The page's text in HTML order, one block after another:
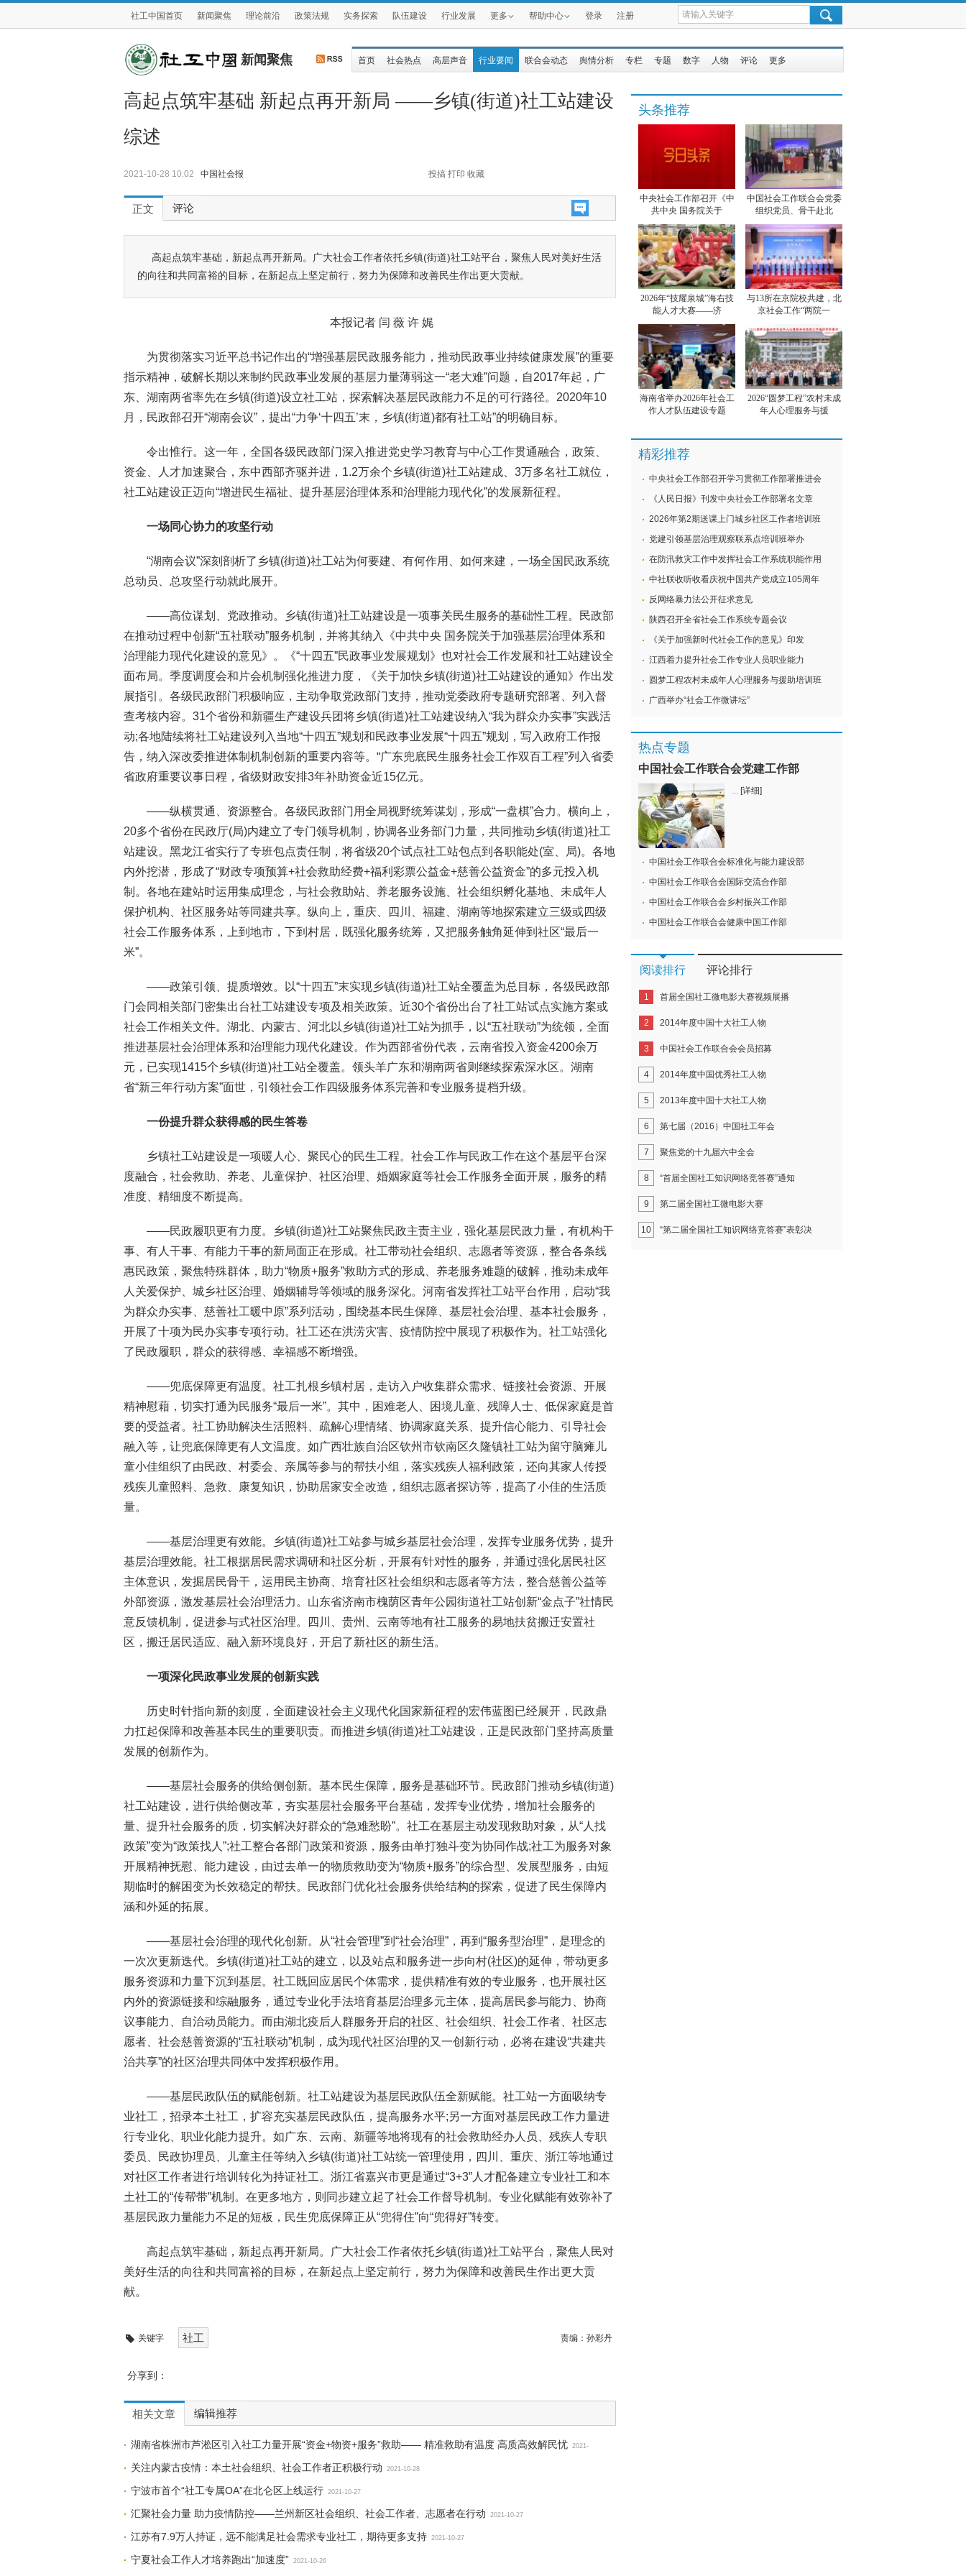
社工中国首页 新闻聚焦 理论前沿 政策法规 实务探索 队伍建设 行业发展 更多 帮助中心 登录 注册
新闻聚焦 首页 社会热点 高层声音 行业要闻 联合会动态 舆情分析 专栏 专题 数字 人物 评论 更多
高起点筑牢基础 新起点再开新局 ——乡镇(街道)社工站建设
综述
2021-10-28 10:02 中国社会报 投搞 打印 收藏
正文 评论
高起点筑牢基础，新起点再开新局。广大社会工作者依托乡镇(街道)社工站平台，聚焦人民对美好生活
的向往和共同富裕的目标，在新起点上坚定前行，努力为保障和改善民生作出更大贡献。
本报记者 闫 薇 许 娓
为贯彻落实习近平总书记作出的“增强基层民政服务能力，推动民政事业持续健康发展”的重要
指示精神，破解长期以来制约民政事业发展的基层力量薄弱这一“老大难”问题，自2017年起，广
东、湖南两省率先在乡镇(街道)设立社工站，探索解决基层民政能力不足的可行路径。2020年10
月，民政部召开“湖南会议”，提出“力争‘十四五’末，乡镇(街道)都有社工站”的明确目标。
令出惟行。这一年，全国各级民政部门深入推进党史学习教育与中心工作贯通融合，政策、
资金、人才加速聚合，东中西部齐驱并进，1.2万余个乡镇(街道)社工站建成、3万多名社工就位，
社工站建设正迈向“增进民生福祉、提升基层治理体系和治理能力现代化”的发展新征程。
一场同心协力的攻坚行动
“湖南会议”深刻剖析了乡镇(街道)社工站为何要建、有何作用、如何来建，一场全国民政系统
总动员、总攻坚行动就此展开。
——高位谋划、党政推动。乡镇(街道)社工站建设是一项事关民生服务的基础性工程。民政部
在推动过程中创新“五社联动”服务机制，并将其纳入《中共中央 国务院关于加强基层治理体系和
治理能力现代化建设的意见》。《“十四五”民政事业发展规划》也对社会工作发展和社工站建设全
面布局。季度调度会和片会机制强化推进力度，《关于加快乡镇(街道)社工站建设的通知》作出发
展指引。各级民政部门积极响应，主动争取党政部门支持，推动党委政府专题研究部署、列入督
查考核内容。31个省份和新疆生产建设兵团将乡镇(街道)社工站建设纳入“我为群众办实事”实践活
动;各地陆续将社工站建设列入当地“十四五”规划和民政事业发展“十四五”规划，写入政府工作报
告，纳入深改委推进体制机制创新的重要内容等。“广东兜底民生服务社会工作双百工程”列入省委
省政府重要议事日程，省级财政安排3年补助资金近15亿元。
——纵横贯通、资源整合。各级民政部门用全局视野统筹谋划，形成“一盘棋”合力。横向上，
20多个省份在民政厅(局)内建立了专门领导机制，协调各业务部门力量，共同推动乡镇(街道)社工
站建设。黑龙江省实行了专班包点责任制，将省级20个试点社工站包点到各职能处(室、局)。各地
内外挖潜，形成了“财政专项预算+社会救助经费+福利彩票公益金+慈善公益资金”的多元投入机
制。各地在建站时运用集成理念，与社会救助站、养老服务设施、社会组织孵化基地、未成年人
保护机构、社区服务站等同建共享。纵向上，重庆、四川、福建、湖南等地探索建立三级或四级
社会工作服务体系，上到地市，下到村居，既强化服务统筹，又把服务触角延伸到社区“最后一
米”。
——政策引领、提质增效。以“十四五”末实现乡镇(街道)社工站全覆盖为总目标，各级民政部
门会同相关部门密集出台社工站建设专项及相关政策。近30个省份出台了社工站试点实施方案或
社会工作相关文件。湖北、内蒙古、河北以乡镇(街道)社工站为抓手，以“五社联动”为统领，全面
推进基层社会治理体系和治理能力现代化建设。作为西部省份代表，云南省投入资金4200余万
元，已实现1415个乡镇(街道)社工站全覆盖。领头羊广东和湖南两省则继续探索深水区。湖南
省“新三年行动方案”面世，引领社会工作四级服务体系完善和专业服务提档升级。
一份提升群众获得感的民生答卷
乡镇社工站建设是一项暖人心、聚民心的民生工程。社会工作与民政工作在这个基层平台深
度融合，社会救助、养老、儿童保护、社区治理、婚姻家庭等社会工作服务全面开展，服务的精
准度、精细度不断提高。
——民政履职更有力度。乡镇(街道)社工站聚焦民政主责主业，强化基层民政力量，有机构干
事、有人干事、有能力干事的新局面正在形成。社工带动社会组织、志愿者等资源，整合各条线
惠民政策，聚焦特殊群体，助力“物质+服务”救助方式的形成、养老服务难题的破解，推动未成年
人关爱保护、城乡社区治理、婚姻辅导等领域的服务深化。河南省发挥社工站平台作用，启动“我
为群众办实事、慈善社工暖中原”系列活动，围绕基本民生保障、基层社会治理、基本社会服务，
开展了十项为民办实事专项行动。社工还在洪涝灾害、疫情防控中展现了积极作为。社工站强化
了民政履职，群众的获得感、幸福感不断增强。
——兜底保障更有温度。社工扎根乡镇村居，走访入户收集群众需求、链接社会资源、开展
精神慰藉，切实打通为民服务“最后一米”。其中，困难老人、困境儿童、残障人士、低保家庭是首
要的受益者。社工协助解决生活照料、疏解心理情绪、协调家庭关系、提升信心能力、引导社会
融入等，让兜底保障更有人文温度。如广西壮族自治区钦州市钦南区久隆镇社工站为留守脑瘫儿
童小佳组织了由民政、村委会、亲属等参与的帮扶小组，落实残疾人福利政策，还向其家人传授
残疾儿童照料、急救、康复知识，协助居家安全改造，组织志愿者探访等，提高了小佳的生活质
量。
——基层治理更有效能。乡镇(街道)社工站参与城乡基层社会治理，发挥专业服务优势，提升
基层治理效能。社工根据居民需求调研和社区分析，开展有针对性的服务，并通过强化居民社区
主体意识，发掘居民骨干，运用民主协商、培育社区社会组织和志愿者等方法，整合慈善公益等
外部资源，激发基层社会治理活力。山东省济南市槐荫区青年公园街道社工站创新“金点子”社情民
意反馈机制，促进参与式社区治理。四川、贵州、云南等地有社工服务的易地扶贫搬迁安置社
区，搬迁居民适应、融入新环境良好，开启了新社区的新生活。
一项深化民政事业发展的创新实践
历史时针指向新的刻度，全面建设社会主义现代化国家新征程的宏伟蓝图已经展开，民政鼎
力扛起保障和改善基本民生的重要职责。而推进乡镇(街道)社工站建设，正是民政部门坚持高质量
发展的创新作为。
——基层社会服务的供给侧创新。基本民生保障，服务是基础环节。民政部门推动乡镇(街道)
社工站建设，进行供给侧改革，夯实基层社会服务平台基础，发挥专业优势，增加社会服务的
量、提升社会服务的质，切实解决好群众的“急难愁盼”。社工在基层主动发现救助对象，从“人找
政策”变为“政策找人”;社工整合各部门政策和资源，服务由单打独斗变为协同作战;社工为服务对象
开展精神抚慰、能力建设，由过去单一的物质救助变为“物质+服务”的综合型、发展型服务，由短
期临时的解困变为长效稳定的帮扶。民政部门优化社会服务供给结构的探索，促进了民生保障内
涵和外延的拓展。
——基层社会治理的现代化创新。从“社会管理”到“社会治理”，再到“服务型治理”，是理念的
一次次更新迭代。乡镇(街道)社工站的建立，以及站点和服务进一步向村(社区)的延伸，带动更多
服务资源和力量下沉到基层。社工既回应居民个体需求，提供精准有效的专业服务，也开展社区
内外的资源链接和综融服务，通过专业化手法培育基层治理多元主体，提高居民参与能力、协商
议事能力、自治动员能力。而由湖北疫后人群服务开启的社区、社会组织、社会工作者、社区志
愿者、社会慈善资源的“五社联动”机制，成为现代社区治理的又一创新行动，必将在建设“共建共
治共享”的社区治理共同体中发挥积极作用。
——基层民政队伍的赋能创新。社工站建设为基层民政队伍全新赋能。社工站一方面吸纳专
业社工，招录本土社工，扩容充实基层民政队伍，提高服务水平;另一方面对基层民政工作力量进
行专业化、职业化能力提升。如广东、云南、新疆等地将现有的社会救助经办人员、残疾人专职
委员、民政协理员、儿童主任等纳入乡镇(街道)社工站统一管理使用，四川、重庆、浙江等地通过
对社区工作者进行培训转化为持证社工。浙江省嘉兴市更是通过“3+3”人才配备建立专业社工和本
土社工的“传帮带”机制。在更多地方，则同步建立起了社会工作督导机制。专业化赋能有效弥补了
基层民政力量能力不足的短板，民生兜底保障正从“兜得住”向“兜得好”转变。
高起点筑牢基础，新起点再开新局。广大社会工作者依托乡镇(街道)社工站平台，聚焦人民对
美好生活的向往和共同富裕的目标，在新起点上坚定前行，努力为保障和改善民生作出更大贡
献。
关键字 社工 责编： 孙彩丹
分享到：
相关文章 编辑推荐
湖南省株洲市芦淞区引入社工力量开展“资金+物资+服务”救助—— 精准救助有温度 高质高效解民忧 2021-
10-28
关注内蒙古疫情：本土社会组织、社会工作者正积极行动 2021-10-28
宁波市首个“社工专属OA”在北仑区上线运行 2021-10-27
汇聚社会力量 助力疫情防控——兰州新区社会组织、社会工作者、志愿者在行动 2021-10-27
江苏有7.9万人持证，远不能满足社会需求专业社工，期待更多支持 2021-10-27
宁夏社会工作人才培养跑出“加速度” 2021-10-26
头条推荐
中央社会工作部召开《中
共中央 国务院关于
中国社会工作联合会党委
组织党员、骨干赴北
2026年“技耀泉城”海右技
能人才大赛——济
与13所在京院校共建，北
京社会工作“两院一
海南省举办2026年社会工
作人才队伍建设专题
2026“圆梦工程”农村未成
年人心理服务与援
精彩推荐
中央社会工作部召开学习贯彻工作部署推进会
《人民日报》刊发中央社会工作部署名文章
2026年第2期送课上门城乡社区工作者培训班
党建引领基层治理观察联系点培训班举办
在防汛救灾工作中发挥社会工作系统职能作用
中社联收听收看庆祝中国共产党成立105周年
反网络暴力法公开征求意见
陕西召开全省社会工作系统专题会议
《关于加强新时代社会工作的意见》印发
江西着力提升社会工作专业人员职业能力
圆梦工程农村未成年人心理服务与援助培训班
广西举办“社会工作微讲坛”
热点专题
中国社会工作联合会党建工作部
... [详细]
中国社会工作联合会标准化与能力建设部
中国社会工作联合会国际交流合作部
中国社会工作联合会乡村振兴工作部
中国社会工作联合会健康中国工作部
阅读排行 评论排行
1 首届全国社工微电影大赛视频展播
2 2014年度中国十大社工人物
3 中国社会工作联合会会员招募
4 2014年度中国优秀社工人物
5 2013年度中国十大社工人物
6 第七届（2016）中国社工年会
7 聚焦党的十九届六中全会
8 “首届全国社工知识网络竞答赛”通知
9 第二届全国社工微电影大赛
10 “第二届全国社工知识网络竞答赛”表彰决